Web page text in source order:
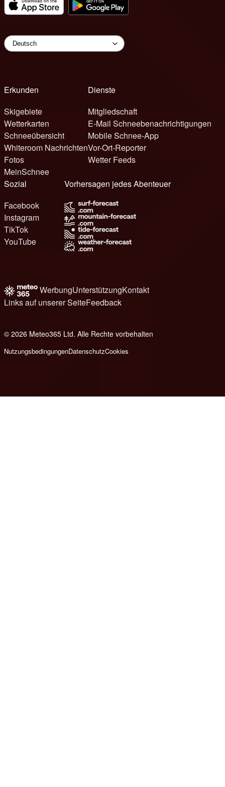
Erkunden
Skigebiete
Wetterkarten
Schneeübersicht
Whiteroom Nachrichten
Fotos
MeinSchnee
Dienste
Mitgliedschaft
E-Mail Schneebenachrichtigungen
Mobile Schnee-App
Vor-Ort-Reporter
Wetter Feeds
Sozial
Facebook
Instagram
TikTok
YouTube
Vorhersagen jedes Abenteuer
WerbungUnterstützungKontakt
Links auf unserer SeiteFeedback
© 2026 Meteo365 Ltd. Alle Rechte vorbehalten
NutzungsbedingungenDatenschutzCookies